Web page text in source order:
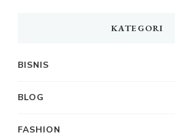
KATEGORI
BISNIS
BLOG
FASHION